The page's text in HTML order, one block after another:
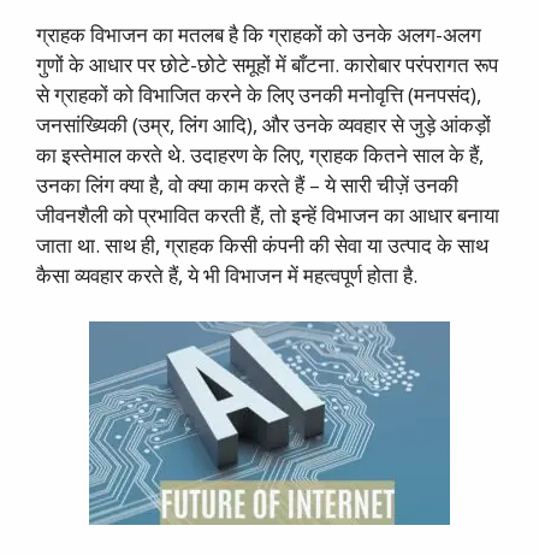
ग्राहक विभाजन का मतलब है कि ग्राहकों को उनके अलग-अलग
गुणों के आधार पर छोटे-छोटे समूहों में बाँटना. कारोबार परंपरागत रूप
से ग्राहकों को विभाजित करने के लिए उनकी मनोवृत्ति (मनपसंद),
जनसांख्यिकी (उम्र, लिंग आदि), और उनके व्यवहार से जुड़े आंकड़ों
का इस्तेमाल करते थे. उदाहरण के लिए, ग्राहक कितने साल के हैं,
उनका लिंग क्या है, वो क्या काम करते हैं – ये सारी चीज़ें उनकी
जीवनशैली को प्रभावित करती हैं, तो इन्हें विभाजन का आधार बनाया
जाता था. साथ ही, ग्राहक किसी कंपनी की सेवा या उत्पाद के साथ
कैसा व्यवहार करते हैं, ये भी विभाजन में महत्वपूर्ण होता है.